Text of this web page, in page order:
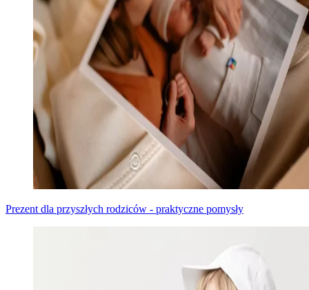
Prezent dla przyszłych rodziców - praktyczne pomysły